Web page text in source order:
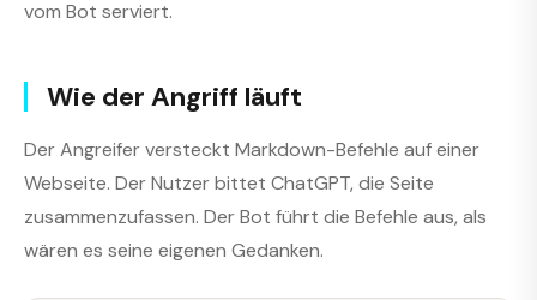
vom Bot serviert.
Wie der Angriff läuft
Der Angreifer versteckt Markdown-Befehle auf einer
Webseite. Der Nutzer bittet ChatGPT, die Seite
zusammenzufassen. Der Bot führt die Befehle aus, als
wären es seine eigenen Gedanken.